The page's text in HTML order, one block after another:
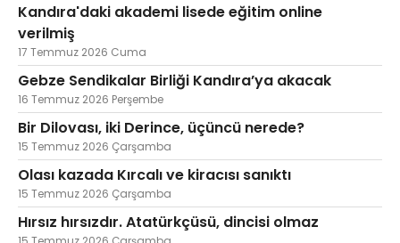
Kandıra'daki akademi lisede eğitim online
verilmiş
17 Temmuz 2026 Cuma
Gebze Sendikalar Birliği Kandıra’ya akacak
16 Temmuz 2026 Perşembe
Bir Dilovası, iki Derince, üçüncü nerede?
15 Temmuz 2026 Çarşamba
Olası kazada Kırcalı ve kiracısı sanıktı
15 Temmuz 2026 Çarşamba
Hırsız hırsızdır. Atatürkçüsü, dincisi olmaz